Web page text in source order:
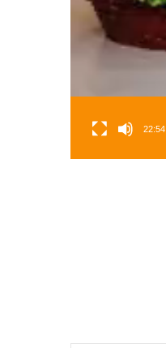
22:54